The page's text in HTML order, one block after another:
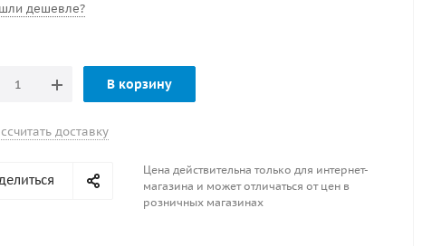
дешевле?
В корзину
доставку
Цена действительна только для интернет-
магазина и может отличаться от цен в
розничных магазинах